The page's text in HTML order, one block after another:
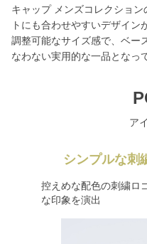
キャップ メンズコレクショ
トにも合わせやすいデザイン
調整可能なサイズ感で、ベー
なわない実用的な一品となっ
ア
シンプルな刺
控えめな配色の刺繍ロ
な印象を演出